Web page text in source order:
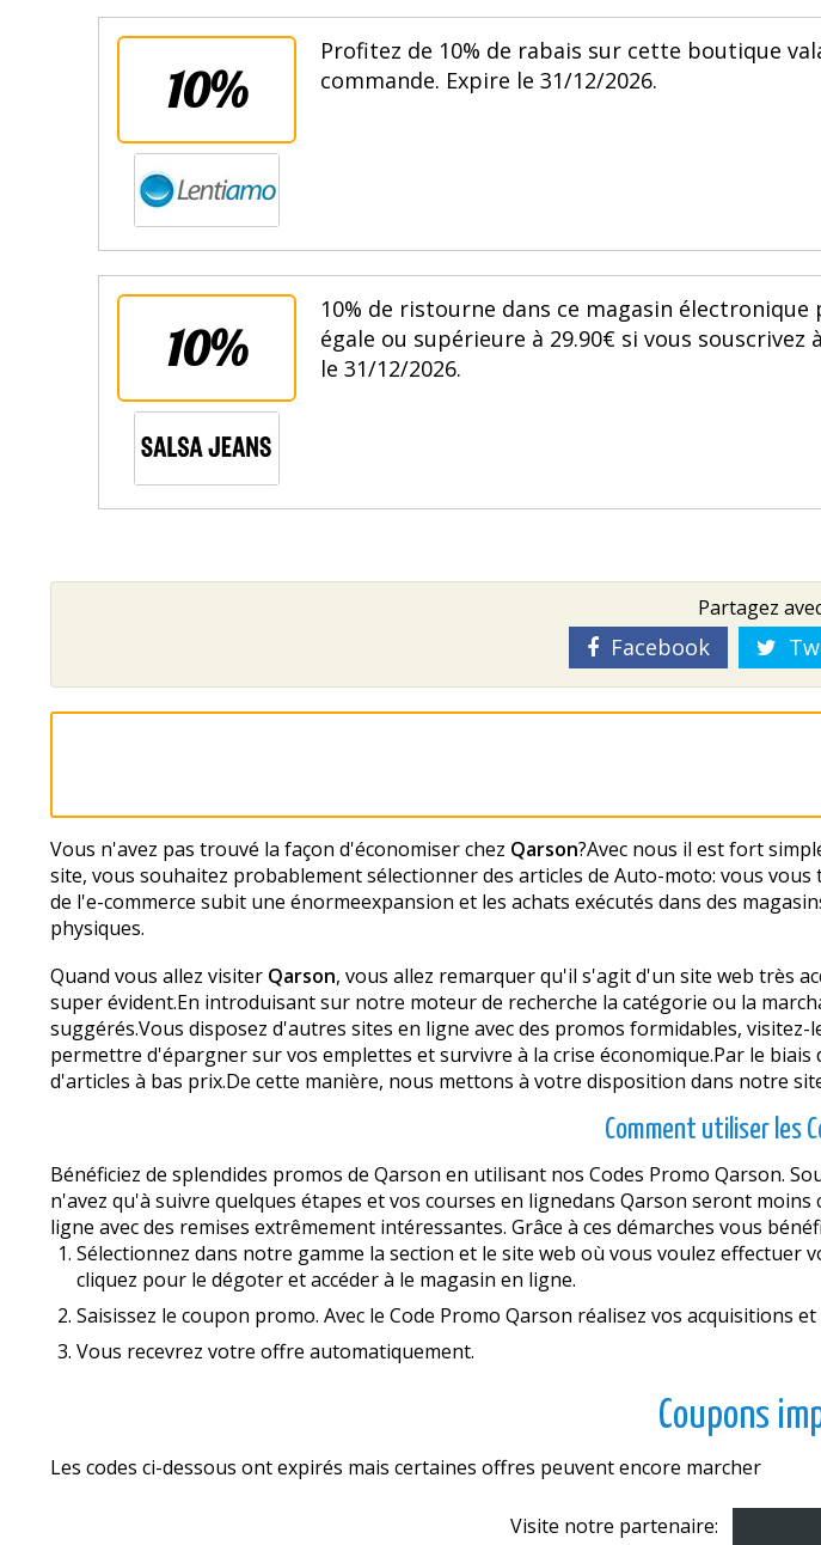
10%
Profitez de 10% de rabais sur cette boutique
commande. Expire le 31/12/2026.
10%
10% de ristourne dans ce magasin électronique
égale ou supérieure à 29.90€ si vous souscrivez
le 31/12/2026.
Partagez
Facebook
Vous n'avez pas trouvé la façon d'économiser chez Qarson?Avec nous il est fort
site, vous souhaitez probablement sélectionner des articles de Auto-moto: vous
de l'e-commerce subit une énormeexpansion et les achats exécutés dans des
physiques.
Quand vous allez visiter Qarson, vous allez remarquer qu'il s'agit d'un site web très
super évident.En introduisant sur notre moteur de recherche la catégorie ou la
suggérés.Vous disposez d'autres sites en ligne avec des promos formidables,
permettre d'épargner sur vos emplettes et survivre à la crise économique.Par le biais
d'articles à bas prix.De cette manière, nous mettons à votre disposition dans notre
Comment utiliser les
Bénéficiez de splendides promos de Qarson en utilisant nos Codes Promo Qarson.
n'avez qu'à suivre quelques étapes et vos courses en lignedans Qarson seront
ligne avec des remises extrêmement intéressantes. Grâce à ces démarches vous
Sélectionnez dans notre gamme la section et le site web où vous voulez effectuer
cliquez pour le dégoter et accéder à le magasin en ligne.
Saisissez le coupon promo. Avec le Code Promo Qarson réalisez vos acquisitions
Vous recevrez votre offre automatiquement.
Coupons
Les codes ci-dessous ont expirés mais certaines offres peuvent encore marcher
Visite notre partenaire: